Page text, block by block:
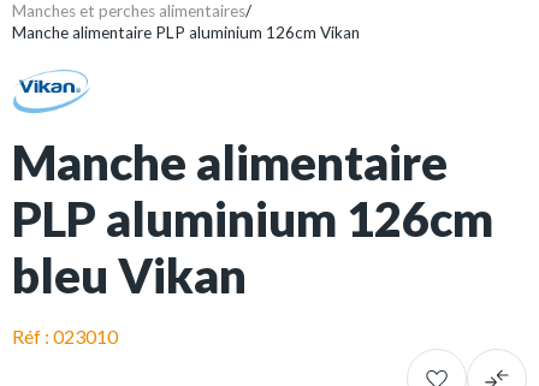
Manches et perches alimentaires/
Manche alimentaire PLP aluminium 126cm Vikan
Manche alimentaire
PLP aluminium 126cm
bleu Vikan
Réf : 023010